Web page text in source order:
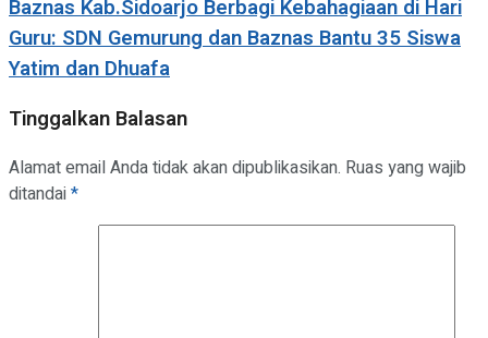
Baznas Kab.Sidoarjo Berbagi Kebahagiaan di Hari
Guru: SDN Gemurung dan Baznas Bantu 35 Siswa
Yatim dan Dhuafa
Tinggalkan Balasan
Alamat email Anda tidak akan dipublikasikan. Ruas yang wajib
ditandai*